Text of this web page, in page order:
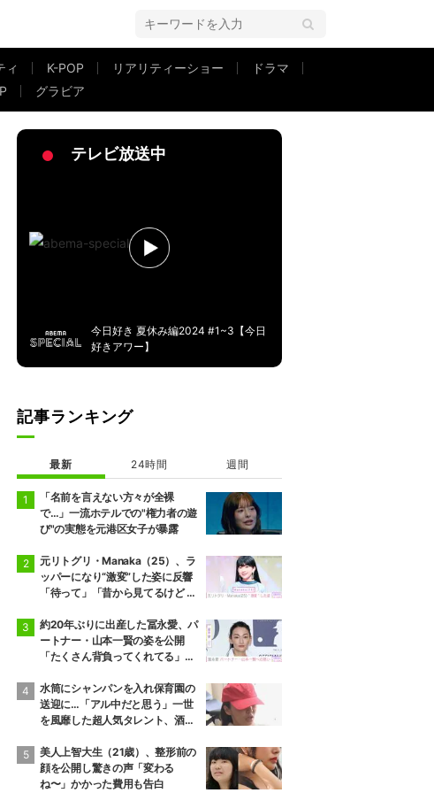
ィ K-POP リアリティーショー
ドラマ
グラビア
いい」の声
テレビ放送中
今日好き 夏休み編2024 #1~3【今日
好きアワー】
記事ランキング
最新 24時間 週間
「名前を言えない方々が全裸
で…」一流ホテルでの"権力者の遊
び"の実態を元港区女子が暴露
元リトグリ・Manaka（25）、ラ
ッパーになり“激変”した姿に反響
「待って」「昔から見てるけど 最
約20年ぶりに出産した冨永愛、パ
ートナー・山本一賢の姿を公開
「たくさん背負ってくれてる」感
水筒にシャンパンを入れ保育園の
送迎に…「アル中だと思う」一世
を風靡した超人気タレント、酒漬
美人上智大生（21歳）、整形前の
顔を公開し驚きの声「変わる
ね〜」かかった費用も告白